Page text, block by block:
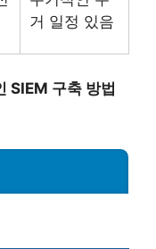
거 일정 있음
SIEM 구축 방법